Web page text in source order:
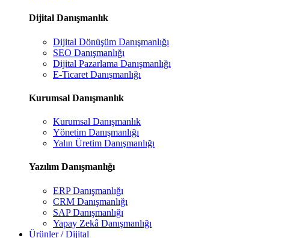
Dijital Danışmanlık
Dijital Dönüşüm Danışmanlığı
SEO Danışmanlığı
Dijital Pazarlama Danışmanlığı
E-Ticaret Danışmanlığı
Kurumsal Danışmanlık
Kurumsal Danışmanlık
Yönetim Danışmanlığı
Yalın Üretim Danışmanlığı
Yazılım Danışmanlığı
ERP Danışmanlığı
CRM Danışmanlığı
SAP Danışmanlığı
Yapay Zekâ Danışmanlığı
Ürünler / Dijital